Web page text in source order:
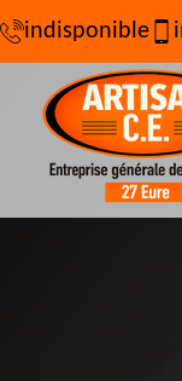
indisponible